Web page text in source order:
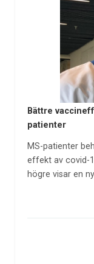
Bättre
patienter
MS-patienter
effekt av covid-
högre visar en